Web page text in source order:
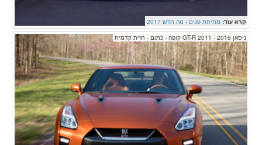
קרא עוד: מתיחת פנים - מה חדש 2017
ניסאן GT-R 2011 - 2016 קופה - כתום - חזית קדמית